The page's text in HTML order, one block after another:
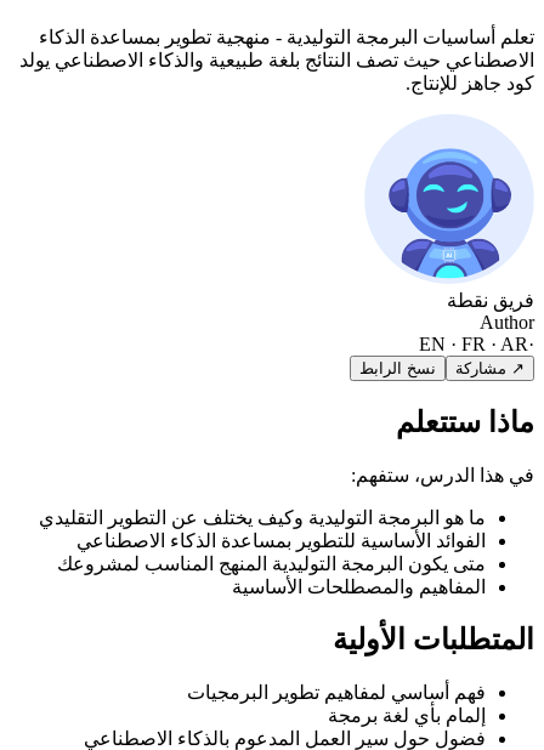
تعلم أساسيات البرمجة التوليدية - منهجية تطوير بمساعدة الذكاء
الاصطناعي حيث تصف النتائج بلغة طبيعية والذكاء الاصطناعي يولد
كود جاهز للإنتاج.
فريق نقطة
Author
EN · FR · AR
↗ مشاركة نسخ الرابط
ماذا ستتعلم
في هذا الدرس، ستفهم:
ما هو البرمجة التوليدية وكيف يختلف عن التطوير التقليدي
الفوائد الأساسية للتطوير بمساعدة الذكاء الاصطناعي
متى يكون البرمجة التوليدية المنهج المناسب لمشروعك
المفاهيم والمصطلحات الأساسية
المتطلبات الأولية
فهم أساسي لمفاهيم تطوير البرمجيات
إلمام بأي لغة برمجة
فضول حول سير العمل المدعوم بالذكاء الاصطناعي